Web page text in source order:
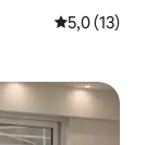
Միջին
5,0 (13)